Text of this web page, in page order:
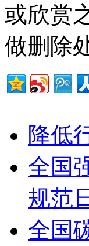
或欣赏
做删除
降低
全国
规范
全国